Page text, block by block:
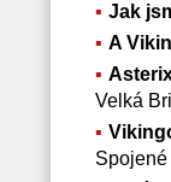
Jak
A
Velká
Spojené